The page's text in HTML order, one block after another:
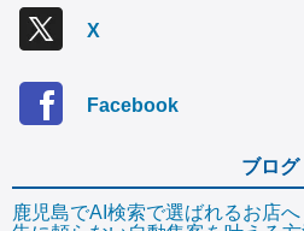
X
Facebook
ブログ
鹿児島でAI検索で選ばれるお店